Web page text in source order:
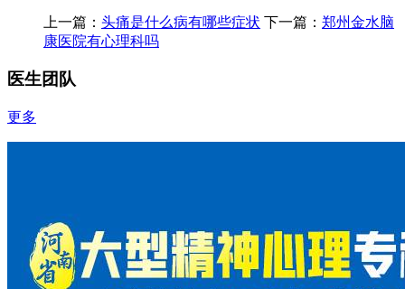
上一篇： 头痛是什么病有哪些症状 下一篇： 郑州金水脑
康医院有心理科吗
医生团队
更多